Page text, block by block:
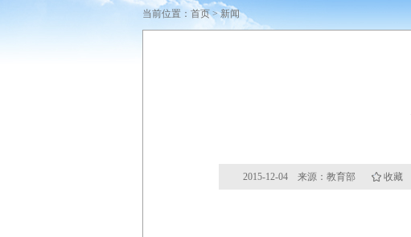
当前位置： 首页>新闻
2015-12-04 来源：教育部 收藏